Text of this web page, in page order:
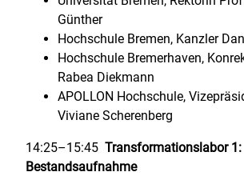
Günther
Hochschule Bremen, Kanzler
Hochschule Bremerhaven,
Rabea Diekmann
APOLLON Hochschule,
Viviane Scherenberg
14:25–15:45 Transformationslabor 1:
Bestandsaufnahme